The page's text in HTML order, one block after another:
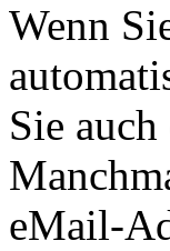
Wenn
Sie
eMail-